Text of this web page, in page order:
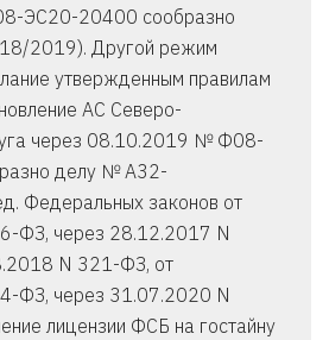
ЭС20-20400 сообразно
2019). Другой режим
утвержденным правилам
АС Северо-
через 08.10.2019 № Ф08-
делу № А32-
Федеральных законов от
ФЗ, через 28.12.2017 N
N 321-ФЗ, от
ФЗ, через 31.07.2020 N
лицензии ФСБ на гостайну